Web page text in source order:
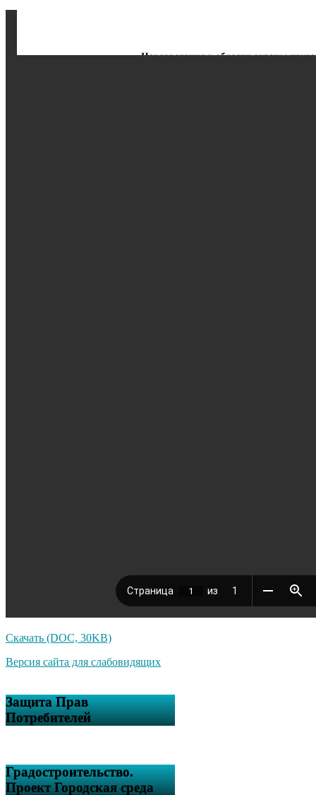
Скачать (DOC, 30KB)
Версия сайта для слабовидящих
Защита Прав
Потребителей
Градостроительство.
Проект Городская среда